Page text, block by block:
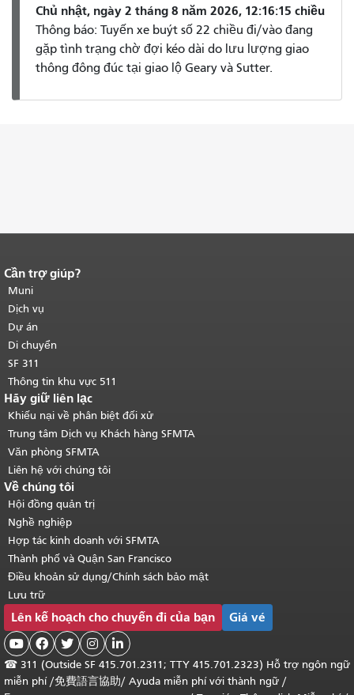
Chủ nhật, ngày 2 tháng 8 năm 2026, 12:16:15 chiều
Thông báo: Tuyến xe buýt số 22 chiều đi/vào đang
gặp tình trạng chờ đợi kéo dài do lưu lượng giao
thông đông đúc tại giao lộ Geary và Sutter.
Kết thúc nội dung trang.
của trang này được lặp lại trên mọi
trang.Quay lại đầu trang nội dung
chính.
Cần trợ giúp?
Muni
Dịch vụ
Dự án
Di chuyển
SF 311
Thông tin khu vực 511
Hãy giữ liên lạc
Khiếu nại về phân biệt đối xử
Trung tâm Dịch vụ Khách hàng SFMTA
Văn phòng SFMTA
Liên hệ với chúng tôi
Về chúng tôi
Hội đồng quản trị
Nghề nghiệp
Hợp tác kinh doanh với SFMTA
Thành phố và Quận San Francisco
Điều khoản sử dụng/Chính sách bảo mật
Lưu trữ
Lên kế hoạch cho chuyến đi của bạn Giá vé
    
☎ 311 (Outside SF 415.701.2311; TTY 415.701.2323) Hỗ trợ ngôn ngữ
miễn phí /免費語言協助/ Ayuda miễn phí với thành ngữ /